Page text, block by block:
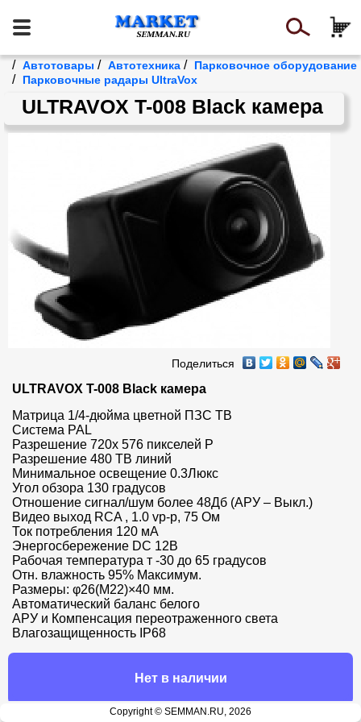
/ Автотовары / Автотехника / Парковочное оборудование
/ Парковочные радары UltraVox
ULTRAVOX T-008 Black камера
Поделиться
ULTRAVOX T-008 Black камера
Матрица 1/4-дюйма цветной ПЗС ТВ
Система PAL
Разрешение 720x 576 пикселей Р
Разрешение 480 ТВ линий
Минимальное освещение 0.3Люкс
Угол обзора 130 градусов
Отношение сигнал/шум более 48Дб (АРУ – Выкл.)
Видео выход RCA , 1.0 vp-p, 75 Ом
Ток потребления 120 мА
Энергосбережение DC 12В
Рабочая температура т -30 до 65 градусов
Отн. влажность 95% Максимум.
Размеры: φ26(M22)×40 мм.
Автоматический баланс белого
АРУ и Компенсация переотраженного света
Влагозащищенность IP68
Нет в наличии
Copyright © SEMMAN.RU, 2026